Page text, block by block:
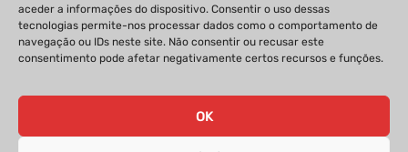
aceder a informações do dispositivo. Consentir o uso dessas
tecnologias permite-nos processar dados como o comportamento de
navegação ou IDs neste site. Não consentir ou recusar este
consentimento pode afetar negativamente certos recursos e funções.
OK
PRIVACIDADE FICHA TÉCNICA
ESTATUTO EDITORIAL